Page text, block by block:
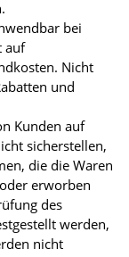
bei
auf
Nicht
und
Kunden auf
sicherstellen,
die die Waren
erworben
des
werden,
nicht